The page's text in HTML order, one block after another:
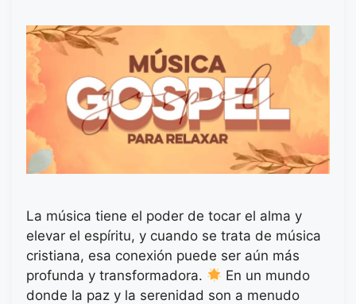
La música tiene el poder de tocar el alma y
elevar el espíritu, y cuando se trata de música
cristiana, esa conexión puede ser aún más
profunda y transformadora.
En un mundo
donde la paz y la serenidad son a menudo